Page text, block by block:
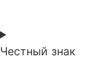
Честный знак